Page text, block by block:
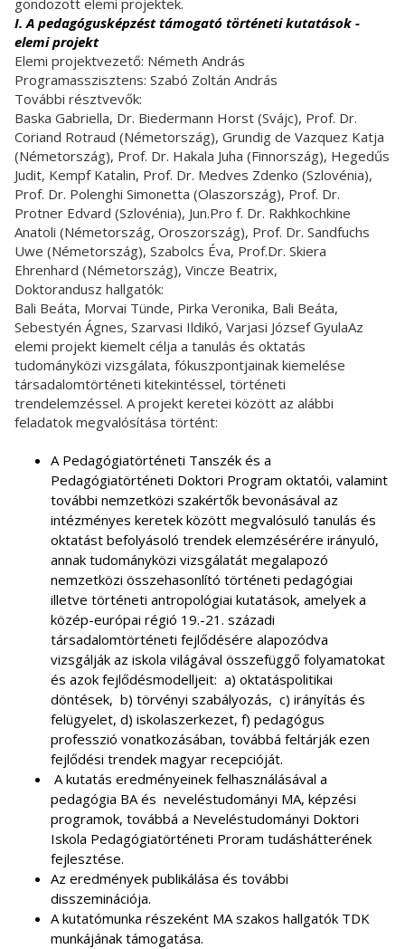
gondozott elemi projektek.
I. A pedagógusképzést támogató történeti kutatások -
elemi projekt
Elemi projektvezető: Németh András
Programasszisztens: Szabó Zoltán András
További résztvevők:
Baska Gabriella, Dr. Biedermann Horst (Svájc), Prof. Dr.
Coriand Rotraud (Németország), Grundig de Vazquez Katja
(Németország), Prof. Dr. Hakala Juha (Finnország), Hegedűs
Judit, Kempf Katalin, Prof. Dr. Medves Zdenko (Szlovénia),
Prof. Dr. Polenghi Simonetta (Olaszország), Prof. Dr.
Protner Edvard (Szlovénia), Jun.Pro f. Dr. Rakhkochkine
Anatoli (Németország, Oroszország), Prof. Dr. Sandfuchs
Uwe (Németország), Szabolcs Éva, Prof.Dr. Skiera
Ehrenhard (Németország), Vincze Beatrix,
Doktorandusz hallgatók:
Bali Beáta, Morvai Tünde, Pirka Veronika, Bali Beáta,
Sebestyén Ágnes, Szarvasi Ildikó, Varjasi József GyulaAz
elemi projekt kiemelt célja a tanulás és oktatás
tudományközi vizsgálata, fókuszpontjainak kiemelése
társadalomtörténeti kitekintéssel, történeti
trendelemzéssel. A projekt keretei között az alábbi
feladatok megvalósítása történt:
A Pedagógiatörténeti Tanszék és a
Pedagógiatörténeti Doktori Program oktatói, valamint
további nemzetközi szakértők bevonásával az
intézményes keretek között megvalósuló tanulás és
oktatást befolyásoló trendek elemzésérére irányuló,
annak tudományközi vizsgálatát megalapozó
nemzetközi összehasonlító történeti pedagógiai
illetve történeti antropológiai kutatások, amelyek a
közép-európai régió 19.-21. századi
társadalomtörténeti fejlődésére alapozódva
vizsgálják az iskola világával összefüggő folyamatokat
és azok fejlődésmodelljeit: a) oktatáspolitikai
döntések, b) törvényi szabályozás, c) irányítás és
felügyelet, d) iskolaszerkezet, f) pedagógus
professzió vonatkozásában, továbbá feltárják ezen
fejlődési trendek magyar recepcióját.
A kutatás eredményeinek felhasználásával a
pedagógia BA és neveléstudományi MA, képzési
programok, továbbá a Neveléstudományi Doktori
Iskola Pedagógiatörténeti Proram tudáshátterének
fejlesztése.
Az eredmények publikálása és további
disszeminációja.
A kutatómunka részeként MA szakos hallgatók TDK
munkájának támogatása.